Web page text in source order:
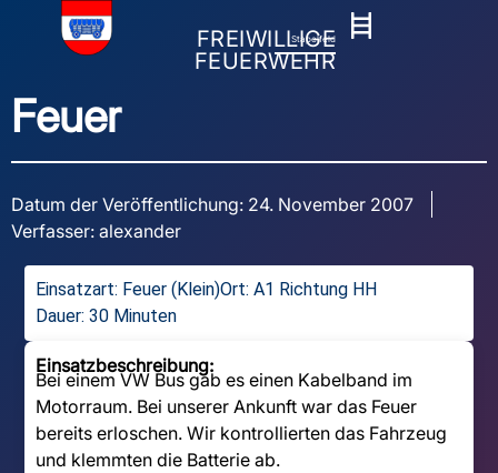
FREIWILLIGE
FEUERWEHR
Stapelfeld
Feuer
Datum der Veröffentlichung: 24. November 2007
Verfasser: alexander
Einsatzart: Feuer (Klein)Ort: A1 Richtung HH
Dauer: 30 Minuten
Einsatzbeschreibung:
Bei einem VW Bus gab es einen Kabelband im
Motorraum. Bei unserer Ankunft war das Feuer
bereits erloschen. Wir kontrollierten das Fahrzeug
und klemmten die Batterie ab.